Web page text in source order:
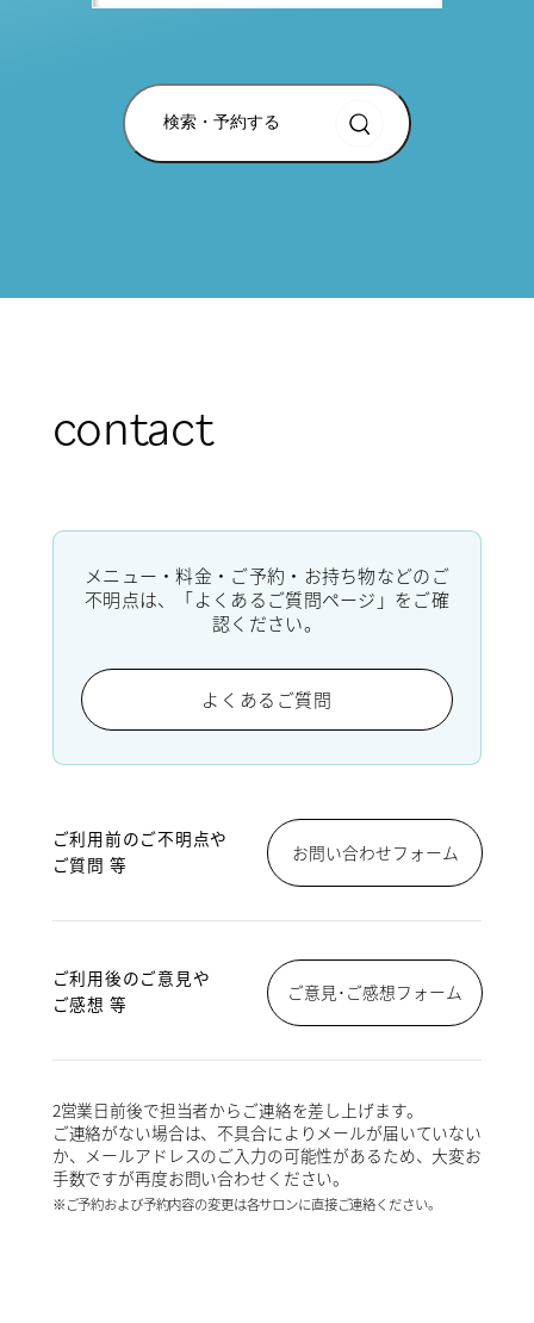
検索・予約する
contact
メニュー・料金・ご予約・お持ち物などのご
不明点は、「よくあるご質問ページ」をご確
認ください。
よくあるご質問
ご利用前のご不明点や
ご質問 等
お問い合わせフォーム
ご利用後のご意見や
ご感想 等
ご意見･ご感想フォーム
2営業日前後で担当者からご連絡を差し上げます。
ご連絡がない場合は、不具合によりメールが届いていない
か、メールアドレスのご入力の可能性があるため、大変お
手数ですが再度お問い合わせください。
※ご予約および予約内容の変更は各サロンに直接ご連絡ください。